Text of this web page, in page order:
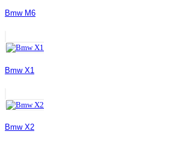
Bmw M6
Bmw X1
Bmw X2